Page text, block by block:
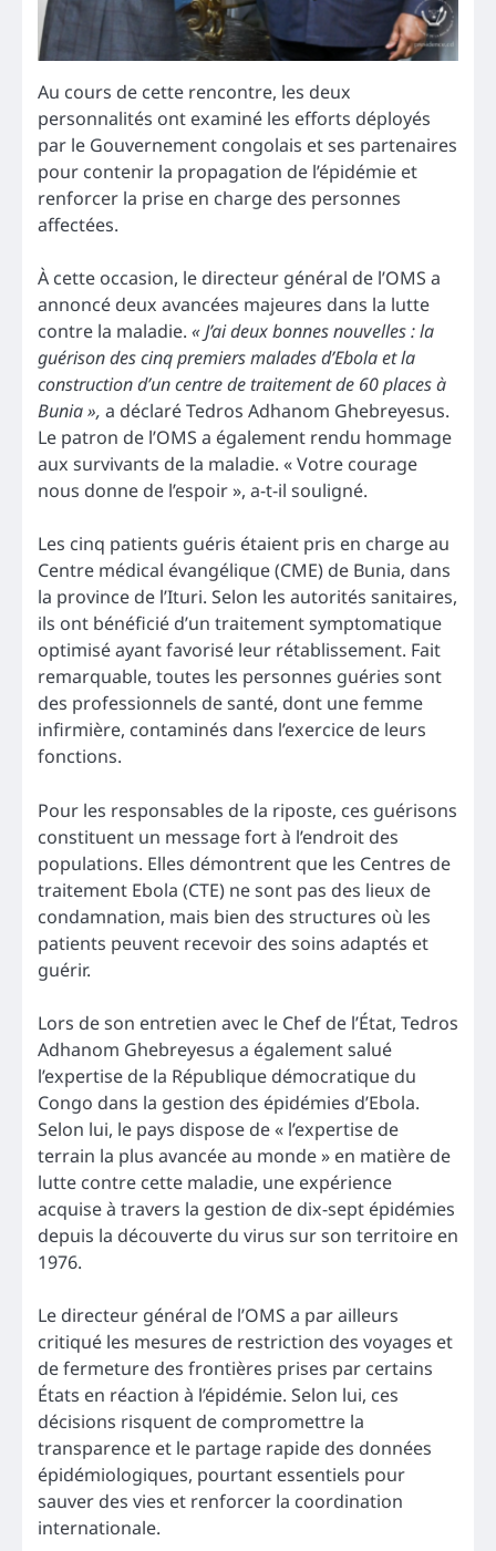
Au cours de cette rencontre, les deux
personnalités ont examiné les efforts déployés
par le Gouvernement congolais et ses partenaires
pour contenir la propagation de l’épidémie et
renforcer la prise en charge des personnes
affectées.
À cette occasion, le directeur général de l’OMS a
annoncé deux avancées majeures dans la lutte
contre la maladie. « J’ai deux bonnes nouvelles : la
guérison des cinq premiers malades d’Ebola et la
construction d’un centre de traitement de 60 places à
Bunia », a déclaré Tedros Adhanom Ghebreyesus.
Le patron de l’OMS a également rendu hommage
aux survivants de la maladie. « Votre courage
nous donne de l’espoir », a-t-il souligné.
Les cinq patients guéris étaient pris en charge au
Centre médical évangélique (CME) de Bunia, dans
la province de l’Ituri. Selon les autorités sanitaires,
ils ont bénéficié d’un traitement symptomatique
optimisé ayant favorisé leur rétablissement. Fait
remarquable, toutes les personnes guéries sont
des professionnels de santé, dont une femme
infirmière, contaminés dans l’exercice de leurs
fonctions.
Pour les responsables de la riposte, ces guérisons
constituent un message fort à l’endroit des
populations. Elles démontrent que les Centres de
traitement Ebola (CTE) ne sont pas des lieux de
condamnation, mais bien des structures où les
patients peuvent recevoir des soins adaptés et
guérir.
Lors de son entretien avec le Chef de l’État, Tedros
Adhanom Ghebreyesus a également salué
l’expertise de la République démocratique du
Congo dans la gestion des épidémies d’Ebola.
Selon lui, le pays dispose de « l’expertise de
terrain la plus avancée au monde » en matière de
lutte contre cette maladie, une expérience
acquise à travers la gestion de dix-sept épidémies
depuis la découverte du virus sur son territoire en
1976.
Le directeur général de l’OMS a par ailleurs
critiqué les mesures de restriction des voyages et
de fermeture des frontières prises par certains
États en réaction à l’épidémie. Selon lui, ces
décisions risquent de compromettre la
transparence et le partage rapide des données
épidémiologiques, pourtant essentiels pour
sauver des vies et renforcer la coordination
internationale.